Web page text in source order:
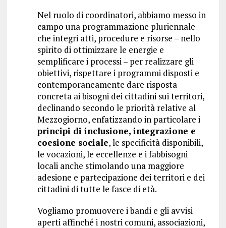
Nel ruolo di coordinatori, abbiamo messo in
campo una programmazione pluriennale
che integri atti, procedure e risorse – nello
spirito di ottimizzare le energie e
semplificare i processi – per realizzare gli
obiettivi, rispettare i programmi disposti e
contemporaneamente dare risposta
concreta ai bisogni dei cittadini sui territori,
declinando secondo le priorità relative al
Mezzogiorno, enfatizzando in particolare i
principi di inclusione, integrazione e
coesione sociale, le specificità disponibili,
le vocazioni, le eccellenze e i fabbisogni
locali anche stimolando una maggiore
adesione e partecipazione dei territori e dei
cittadini di tutte le fasce di età.
Vogliamo promuovere i bandi e gli avvisi
aperti affinché i nostri comuni, associazioni,